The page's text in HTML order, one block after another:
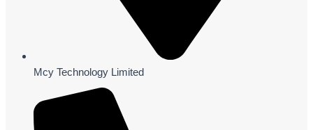
Mcy Technology Limited